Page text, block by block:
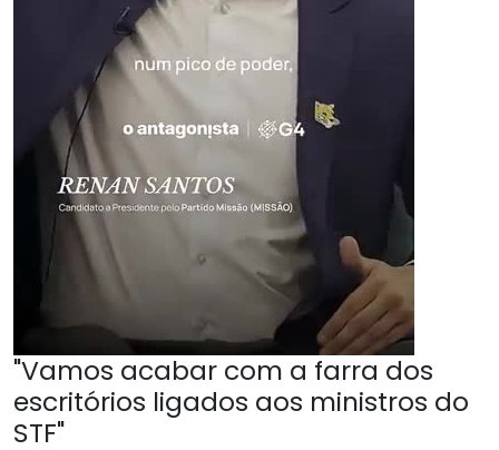
"Vamos acabar com a farra dos
escritórios ligados aos ministros do
STF"